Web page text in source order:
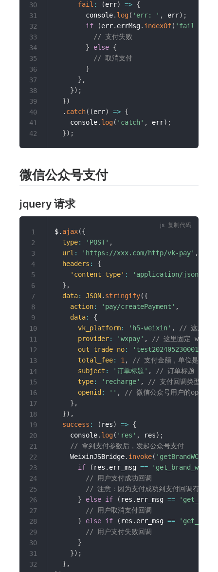
fail : (err) => {
        console
. log( 'err: ' , err) ;
if
(err. errMsg. indexOf( 'fail
// 支付失败
}
else {
// 取消支付
}
} ,
}) ;
})
. catch( (err) => {
    console
. log( 'catch' , err) ;
}) ;
30
31
32
33
34
35
36
37
38
39
40
41
42
微信公众号支付
jquery 请求
$. ajax({
type: 'POST' ,
url : 'https://xxx.com/http/vk-pay' ,
headers :
{
'content-type' :
'application/
} ,
data: JSON. stringify({
action: 'pay/createPayment' ,
data:
{
vk_platform: 'h5-weixin' ,
// 这里固
provider: 'wxpay' ,
// 这里固定 wxpay
out_trade_no: 'test202405230001'
total_fee: 1 ,
// 支付金额，单位是分，
subject : '订单标题' ,
// 订单标题
type: 'recharge' ,
// 支付回调类型
openid : '' ,
// 微信公众号用户的openid
} ,
}) ,
success : ( res) => {
    console
. log( 'res' , res) ;
// 拿到支付参数后，发起公众号支付
    WeixinJSBridge
. invoke(
if
( res . err_msg ==
// 用户支付成功回调
// 注意：因为支付成功到支付回调有延迟
}
else if ( res . err_msg ==
// 用户取消支付回调
}
else if ( res . err_msg ==
// 用户支付失败回调
}
}) ;
} ,
1
2
3
4
5
6
7
8
9
10
11
12
13
14
15
16
17
18
19
20
21
22
23
24
25
26
27
28
29
30
31
32
复制代码